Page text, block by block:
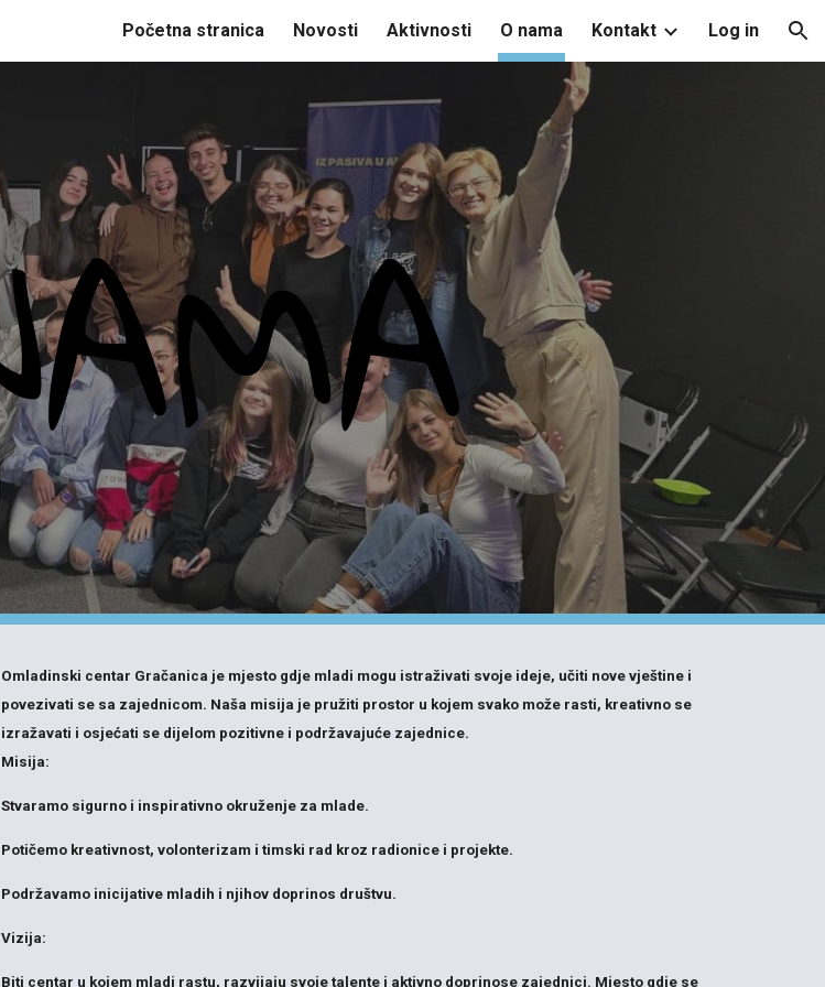
Skip to navigation
Početna stranica Novosti Aktivnosti O nama Kontakt Log in
Omladinski centar Gračanica je mjesto gdje mladi mogu istraživati svoje ideje, učiti nove vještine i
povezivati se sa zajednicom. Naša misija je pružiti prostor u kojem svako može rasti, kreativno se
izražavati i osjećati se dijelom pozitivne i podržavajuće zajednice.
Misija:
Stvaramo sigurno i inspirativno okruženje za mlade.
Potičemo kreativnost, volonterizam i timski rad kroz radionice i projekte.
Podržavamo inicijative mladih i njihov doprinos društvu.
Vizija:
Biti centar u kojem mladi rastu, razvijaju svoje talente i aktivno doprinose zajednici. Mjesto gdje se